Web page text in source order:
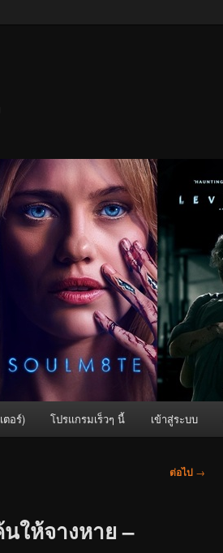
ตอร์) โปรแกรมเร็วๆ นี้ เข้าสู่ระบบ
ต่อไป →
ให้จางหาย –